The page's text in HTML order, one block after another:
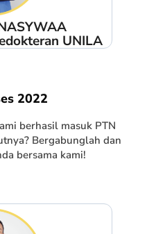
UNILA
2022
berhasil masuk PTN
Bergabunglah dan
bersama kami!